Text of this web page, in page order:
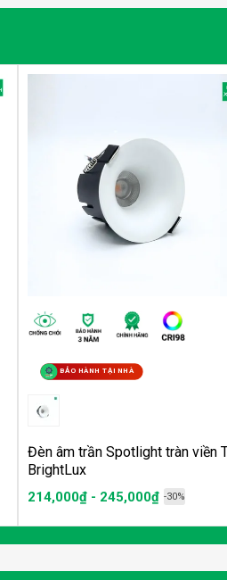
BẢO HÀNH TẠI NHÀ
Đèn âm trần Spotlight tràn viền
BrightLux
214,000₫ - 245,000₫ -30%